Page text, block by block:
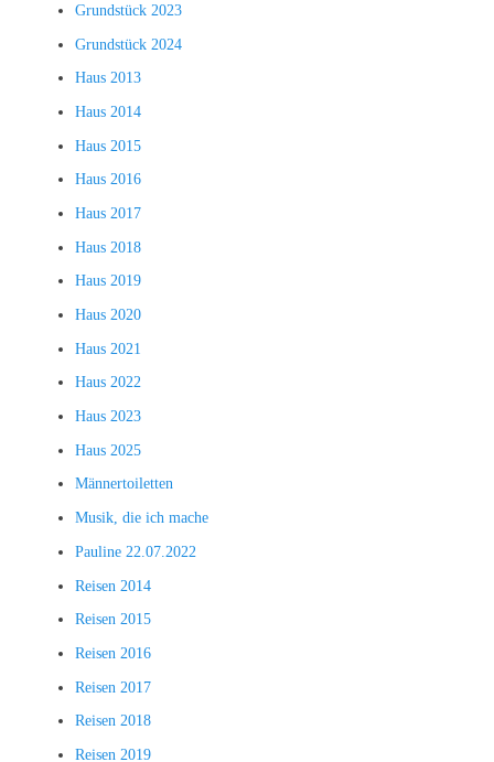
Grundstück 2023
Grundstück 2024
Haus 2013
Haus 2014
Haus 2015
Haus 2016
Haus 2017
Haus 2018
Haus 2019
Haus 2020
Haus 2021
Haus 2022
Haus 2023
Haus 2025
Männertoiletten
Musik, die ich mache
Pauline 22.07.2022
Reisen 2014
Reisen 2015
Reisen 2016
Reisen 2017
Reisen 2018
Reisen 2019